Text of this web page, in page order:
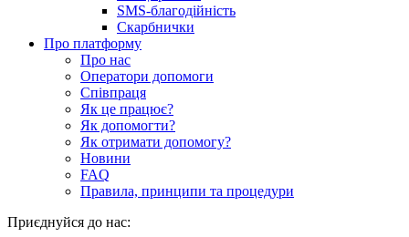
SMS-благодійність
Скарбнички
Про платформу
Про нас
Оператори допомоги
Співпраця
Як це працює?
Як допомогти?
Як отримати допомогу?
Новини
FAQ
Правила, принципи та процедури
Приєднуйся до нас: